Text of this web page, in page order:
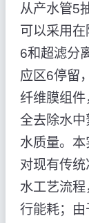
从产水管5
可以采用
6和超滤分
应区6停留
纤维膜组
全去除水
水质量。本
对现有传
水工艺流
行能耗；